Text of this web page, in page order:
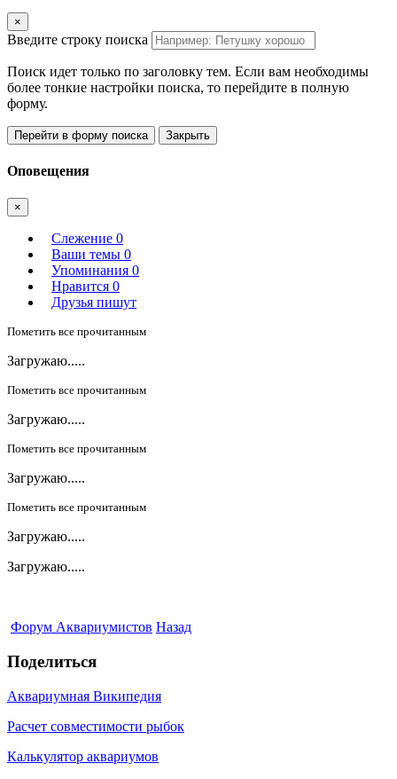
×
Введите строку поиска
Поиск идет только по заголовку тем. Если вам необходимы
более тонкие настройки поиска, то перейдите в полную
форму.
Перейти в форму поиска Закрыть
Оповещения
×
Слежение 0
Ваши темы 0
Упоминания 0
Нравится 0
Друзья пишут
Пометить все прочитанным
Загружаю.....
Пометить все прочитанным
Загружаю.....
Пометить все прочитанным
Загружаю.....
Пометить все прочитанным
Загружаю.....
Загружаю.....
Форум Аквариумистов Назад
Поделиться
Аквариумная Википедия
Расчет совместимости рыбок
Калькулятор аквариумов